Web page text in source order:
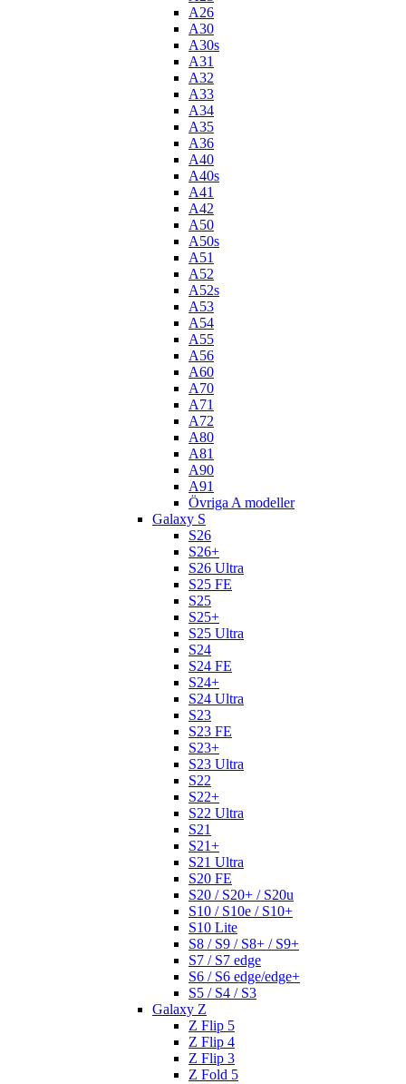
A26
A30
A30s
A31
A32
A33
A34
A35
A36
A40
A40s
A41
A42
A50
A50s
A51
A52
A52s
A53
A54
A55
A56
A60
A70
A71
A72
A80
A81
A90
A91
Övriga A modeller
Galaxy S
S26
S26+
S26 Ultra
S25 FE
S25
S25+
S25 Ultra
S24
S24 FE
S24+
S24 Ultra
S23
S23 FE
S23+
S23 Ultra
S22
S22+
S22 Ultra
S21
S21+
S21 Ultra
S20 FE
S20 / S20+ / S20u
S10 / S10e / S10+
S10 Lite
S8 / S9 / S8+ / S9+
S7 / S7 edge
S6 / S6 edge/edge+
S5 / S4 / S3
Galaxy Z
Z Flip 5
Z Flip 4
Z Flip 3
Z Fold 5